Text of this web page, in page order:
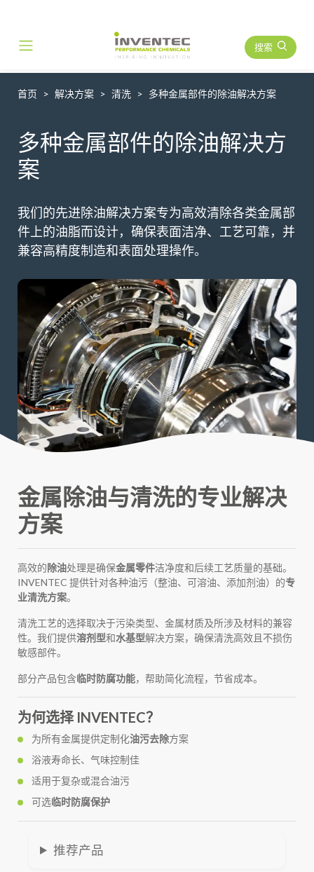
Main Navigation 搜索
首页 解决方案 清洗 多种金属部件的除油解决方案
多种金属部件的除油解决方
案
我们的先进除油解决方案专为高效清除各类金属部
件上的油脂而设计，确保表面洁净、工艺可靠，并
兼容高精度制造和表面处理操作。
金属除油与清洗的专业解决
方案
高效的除油处理是确保金属零件洁净度和后续工艺质量的基础。
INVENTEC 提供针对各种油污（整油、可溶油、添加剂油）的专
业清洗方案。
清洗工艺的选择取决于污染类型、金属材质及所涉及材料的兼容
性。我们提供溶剂型和水基型解决方案，确保清洗高效且不损伤
敏感部件。
部分产品包含临时防腐功能，帮助简化流程，节省成本。
为何选择 INVENTEC？
为所有金属提供定制化油污去除方案
浴液寿命长、气味控制佳
适用于复杂或混合油污
可选临时防腐保护
推荐产品